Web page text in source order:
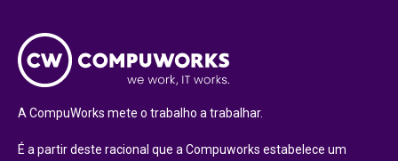
A CompuWorks mete o trabalho a trabalhar.
É a partir deste racional que a Compuworks estabelece um